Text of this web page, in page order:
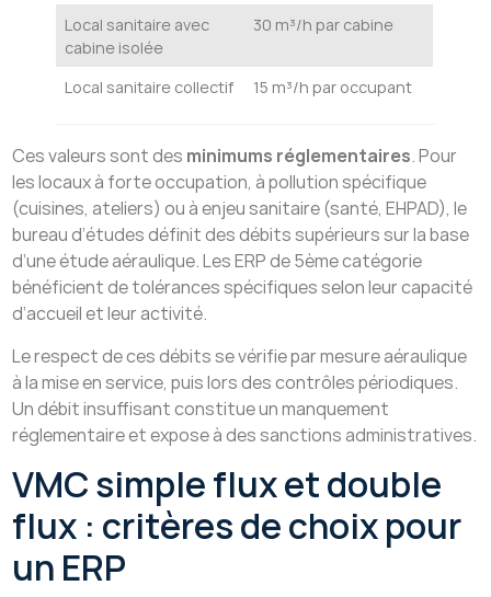
Local sanitaire avec
cabine isolée
30 m³/h par cabine
Local sanitaire collectif 15 m³/h par occupant
Ces valeurs sont des minimums réglementaires. Pour
les locaux à forte occupation, à pollution spécifique
(cuisines, ateliers) ou à enjeu sanitaire (santé, EHPAD), le
bureau d’études définit des débits supérieurs sur la base
d’une étude aéraulique. Les ERP de 5ème catégorie
bénéficient de tolérances spécifiques selon leur capacité
d’accueil et leur activité.
Le respect de ces débits se vérifie par mesure aéraulique
à la mise en service, puis lors des contrôles périodiques.
Un débit insuffisant constitue un manquement
réglementaire et expose à des sanctions administratives.
VMC simple flux et double
flux : critères de choix pour
un ERP